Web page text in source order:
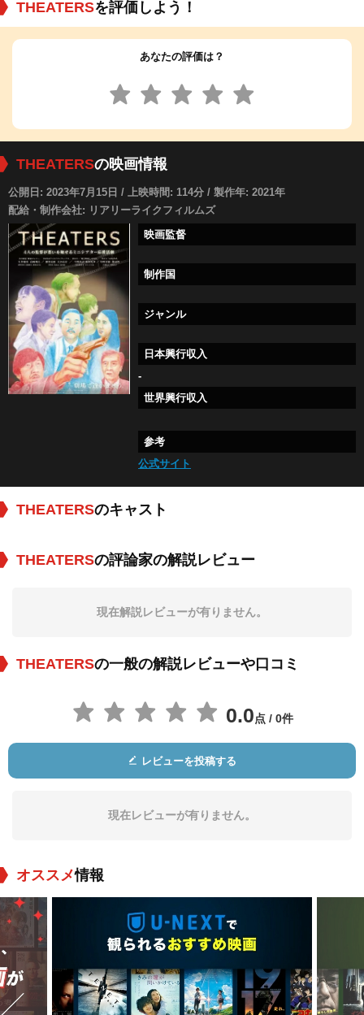
THEATERSを評価しよう！
あなたの評価は？
THEATERSの映画情報
公開日: 2023年7月15日 / 上映時間: 114分 / 製作年: 2021年
配給・制作会社: リアリーライクフィルムズ
映画監督
制作国
ジャンル
日本興行収入
-
世界興行収入
参考
公式サイト
THEATERSのキャスト
THEATERSの評論家の解説レビュー
現在解説レビューが有りません。
THEATERSの一般の解説レビューや口コミ
0.0点 / 0件
レビューを投稿する
現在レビューが有りません。
オススメ情報